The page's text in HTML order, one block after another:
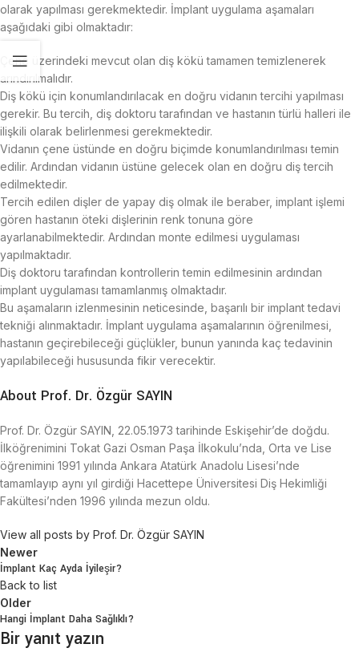
olarak yapılması gerekmektedir. İmplant uygulama aşamaları
aşağıdaki gibi olmaktadır:
Çene üzerindeki mevcut olan diş kökü tamamen temizlenerek
arındırılmalıdır.
Diş kökü için konumlandırılacak en doğru vidanın tercihi yapılması
gerekir. Bu tercih, diş doktoru tarafından ve hastanın türlü halleri ile
ilişkili olarak belirlenmesi gerekmektedir.
Vidanın çene üstünde en doğru biçimde konumlandırılması temin
edilir. Ardından vidanın üstüne gelecek olan en doğru diş tercih
edilmektedir.
Tercih edilen dişler de yapay diş olmak ile beraber, implant işlemi
gören hastanın öteki dişlerinin renk tonuna göre
ayarlanabilmektedir. Ardından monte edilmesi uygulaması
yapılmaktadır.
Diş doktoru tarafından kontrollerin temin edilmesinin ardından
implant uygulaması tamamlanmış olmaktadır.
Bu aşamaların izlenmesinin neticesinde, başarılı bir implant tedavi
tekniği alınmaktadır. İmplant uygulama aşamalarının öğrenilmesi,
hastanın geçirebileceği güçlükler, bunun yanında kaç tedavinin
yapılabileceği hususunda fikir verecektir.
About Prof. Dr. Özgür SAYIN
Prof. Dr. Özgür SAYIN, 22.05.1973 tarihinde Eskişehir’de doğdu.
İlköğrenimini Tokat Gazi Osman Paşa İlkokulu’nda, Orta ve Lise
öğrenimini 1991 yılında Ankara Atatürk Anadolu Lisesi’nde
tamamlayıp aynı yıl girdiği Hacettepe Üniversitesi Diş Hekimliği
Fakültesi’nden 1996 yılında mezun oldu.
View all posts by Prof. Dr. Özgür SAYIN
Newer
İmplant Kaç Ayda İyileşir?
Back to list
Older
Hangi İmplant Daha Sağlıklı?
Bir yanıt yazın